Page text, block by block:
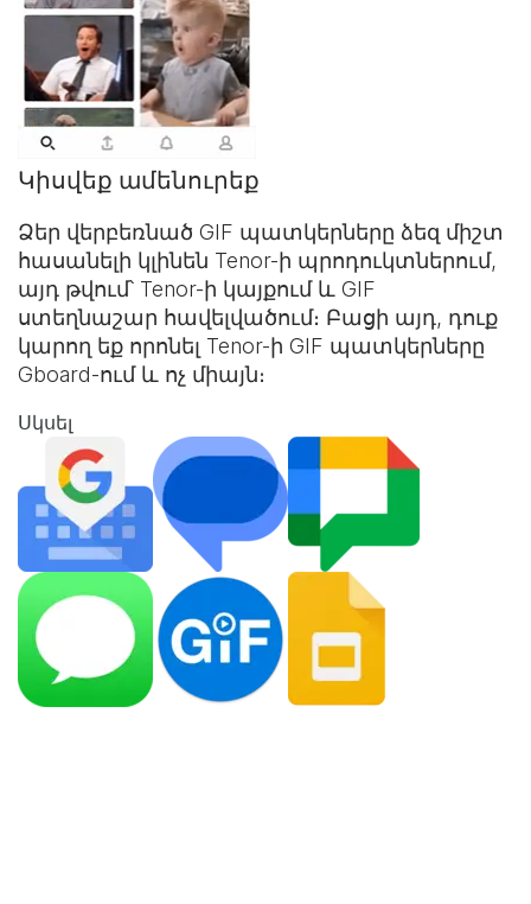
Կիսվեք ամենուրեք
Ձեր վերբեռնած GIF պատկերները ձեզ միշտ
հասանելի կլինեն Tenor-ի պրոդուկտներում,
այդ թվում՝ Tenor-ի կայքում և GIF
ստեղնաշար հավելվածում։ Բացի այդ, դուք
կարող եք որոնել Tenor-ի GIF պատկերները
Gboard-ում և ոչ միայն։
Սկսել